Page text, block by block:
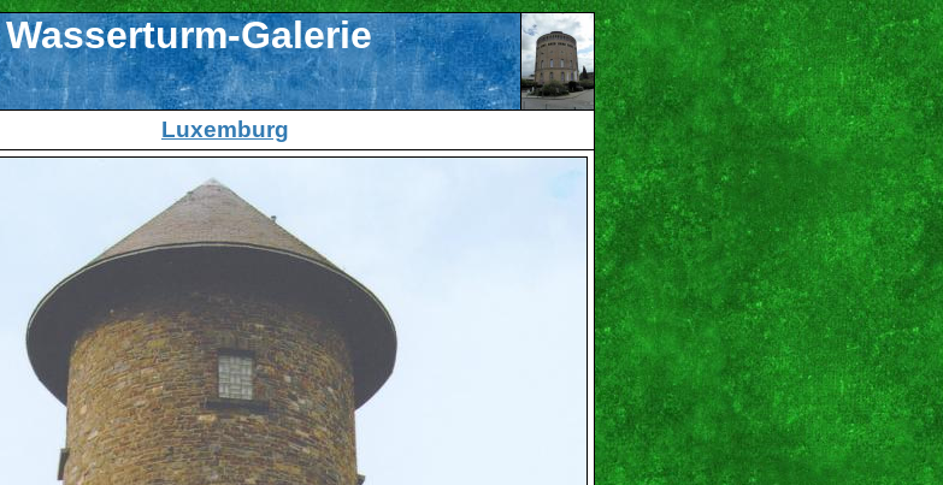
Wasserturm-Galerie
Luxemburg